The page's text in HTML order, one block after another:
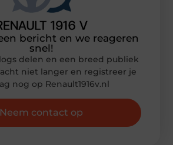
bericht en we reageren
snel!
delen en een breed publiek
niet langer en registreer je
nog op Renault1916v.nl
Neem contact op